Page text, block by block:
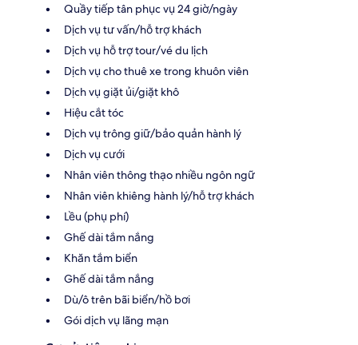
Quầy tiếp tân phục vụ 24 giờ/ngày
Dịch vụ tư vấn/hỗ trợ khách
Dịch vụ hỗ trợ tour/vé du lịch
Dịch vụ cho thuê xe trong khuôn viên
Dịch vụ giặt ủi/giặt khô
Hiệu cắt tóc
Dịch vụ trông giữ/bảo quản hành lý
Dịch vụ cưới
Nhân viên thông thạo nhiều ngôn ngữ
Nhân viên khiêng hành lý/hỗ trợ khách
Lều (phụ phí)
Ghế dài tắm nắng
Khăn tắm biển
Ghế dài tắm nắng
Dù/ô trên bãi biển/hồ bơi
Gói dịch vụ lãng mạn